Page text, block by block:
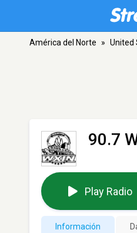
América del Norte » United
90.7
Play Radio
Información